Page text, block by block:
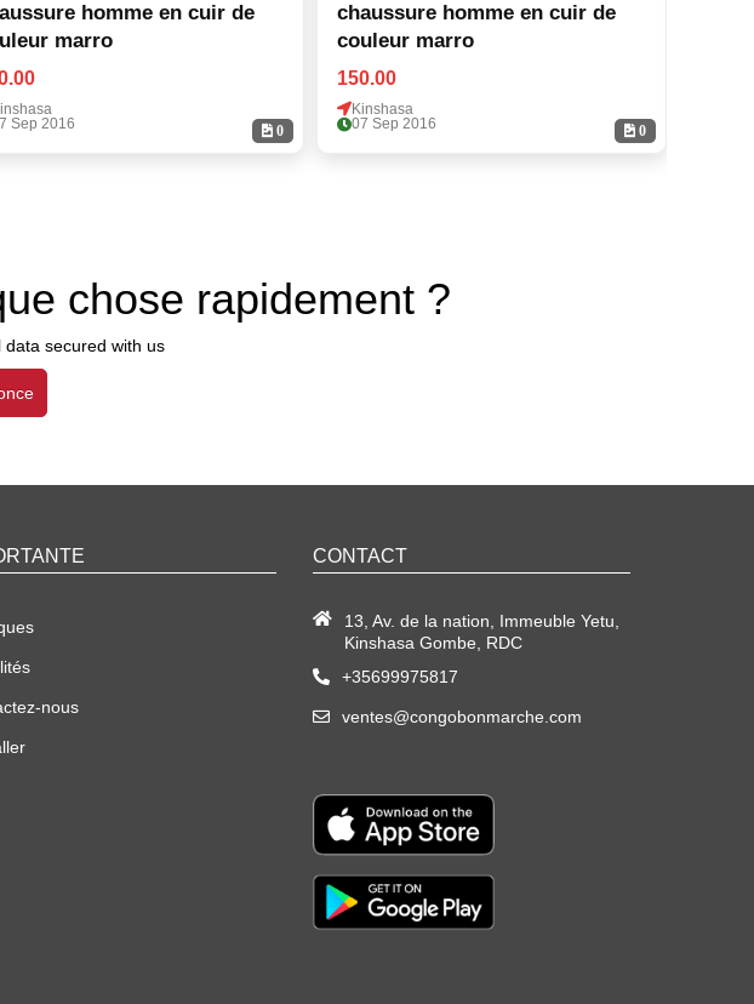
0
homme en cuir de
marro
Sep 2016
0
chaussure homme en cuir de
couleur marro
150.00
Kinshasa
07 Sep 2016
chose rapidement ?
data secured with us
nous
CONTACT
13, Av. de la nation, Immeuble Yetu,
Kinshasa Gombe, RDC
+35699975817
ventes@congobonmarche.com